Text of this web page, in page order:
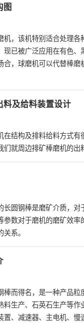
图
机，该机特别适合处理各
现已被广泛应用在有色
合，球磨机可以代替棒
料及给料装置设计
在结构及排料给料方式
就周边排矿棒磨机的出
长圆钢棒是磨矿介质，
参数对于磨机的磨矿效
系。
棒而得名，是一种产品
料生产、石英石生产等
置、减速器、主电机、